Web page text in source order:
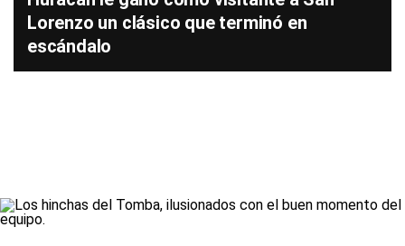
Lorenzo un clásico que terminó en
escándalo